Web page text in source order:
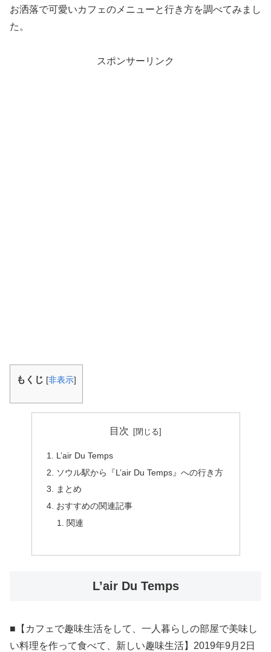
お洒落で可愛いカフェのメニューと行き方を調べてみまし
た。
スポンサーリンク
もくじ [非表示]
目次
L’air Du Temps
ソウル駅から『L’air Du Temps』への行き方
まとめ
おすすめの関連記事
関連
L’air Du Temps
■【カフェで趣味生活をして、一人暮らしの部屋で美味し
い料理を作って食べて、新しい趣味生活】2019年9月2日